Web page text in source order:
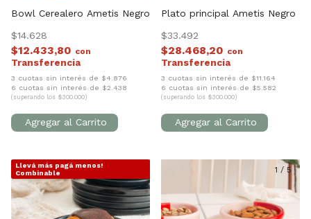
Bowl Cerealero Ametis Negro
$14.628
$12.433,80 con
3 cuotas sin interés de $4.876
6 cuotas sin interés de $2.438
(superando los $300.000)
Plato principal Ametis Negro
$33.492
$28.468,20 con
3 cuotas sin interés de $11.164
6 cuotas sin interés de $5.582
(superando los $300.000)
Llevá más pagá menos!
Combinable
1 / 5